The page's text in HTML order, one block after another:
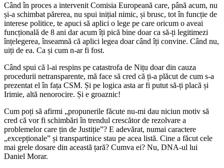
Când în proces a intervenit Comisia Europeană care, până acum, nu
și-a schimbat părerea, nu spui inițial nimic, și brusc, tot în funcție de
interese politice, te apuci să aplici o lege pe care oricum o aveai
funcțională de 8 ani dar acum îți pică bine doar ca să-ți legitimezi
înțelegerea, înseamnă că aplici legea doar când îți convine. Când nu,
uiți de ea. Ca și cum n-ar fi fost.
Când spui că l-ai respins pe catastrofa de Nițu doar din cauza
procedurii netransparente, mă face să cred că ți-a plăcut de cum s-a
prezentat el în fața CSM. Și pe logica asta ar fi putut să-ți placă și
Irimie, altă nenorocire. Și e groaznic!
Cum poți să afirmi „propunerile făcute nu-mi dau niciun motiv să
cred că vor fi schimbări în trendul crescător de rezolvare a
problemelor care țin de Justiție”? E adevărat, numai caractere
„excepționale” și transpartinice stau pe acea listă. Cine a făcut cele
mai grele dosare din această țară? Cumva ei? Nu, DNA-ul lui
Daniel Morar.